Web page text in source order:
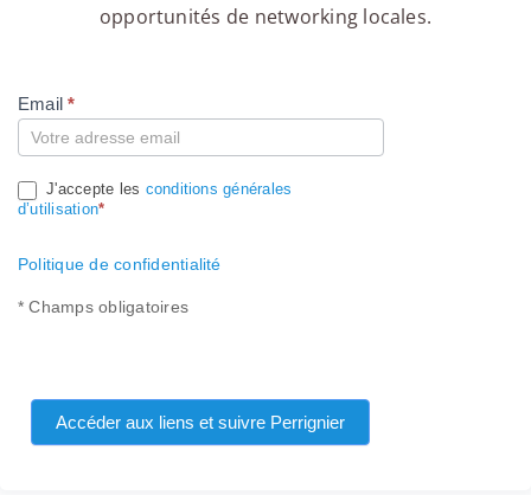
opportunités de networking locales.
Compte
Email*
J'accepte les conditions générales
d’utilisation*
Politique de confidentialité
* Champs obligatoires
Accéder aux liens et suivre Perrignier